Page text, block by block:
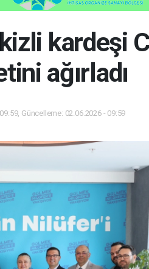
kardeşi
ağırladı
Güncelleme: 02.06.2026 - 09:59